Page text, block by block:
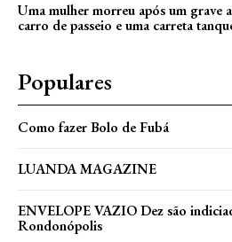
Uma mulher morreu após um grave
carro de passeio e uma carreta
Populares
Como fazer Bolo de Fubá
LUANDA MAGAZINE
ENVELOPE VAZIO Dez são
Rondonópolis